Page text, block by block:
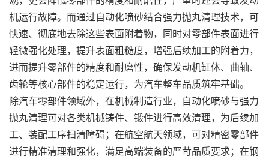
机运行故障。而通过自动化喷砂结合强力抛丸清理技术，可
快速、彻底地去除这些表面附着物，同时对零部件表面进行
轻微强化处理，提升表面粗糙度，增强后续加工的附着力，
进而提升零部件的精度和耐磨性，确保发动机缸体、曲轴、
齿轮等核心部件的稳定运行，为汽车整车品质筑牢基础。
除汽车零部件领域外，在机械制造行业，自动化喷砂与强力
抛丸清理可对各类机械铸件、锻件进行高效清理，为后续加
工、装配工序扫清障碍；在航空航天领域，可对精密零部件
进行精准清理和强化，满足高端装备的严苛品质要求；在钢